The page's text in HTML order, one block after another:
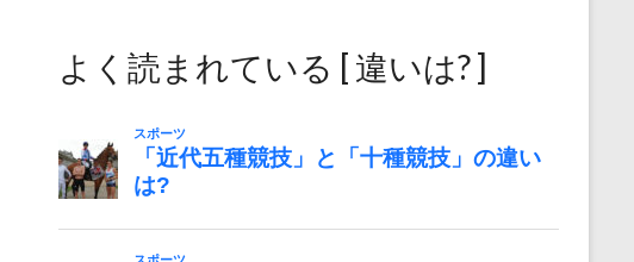
よく読まれている [ 違いは? ]